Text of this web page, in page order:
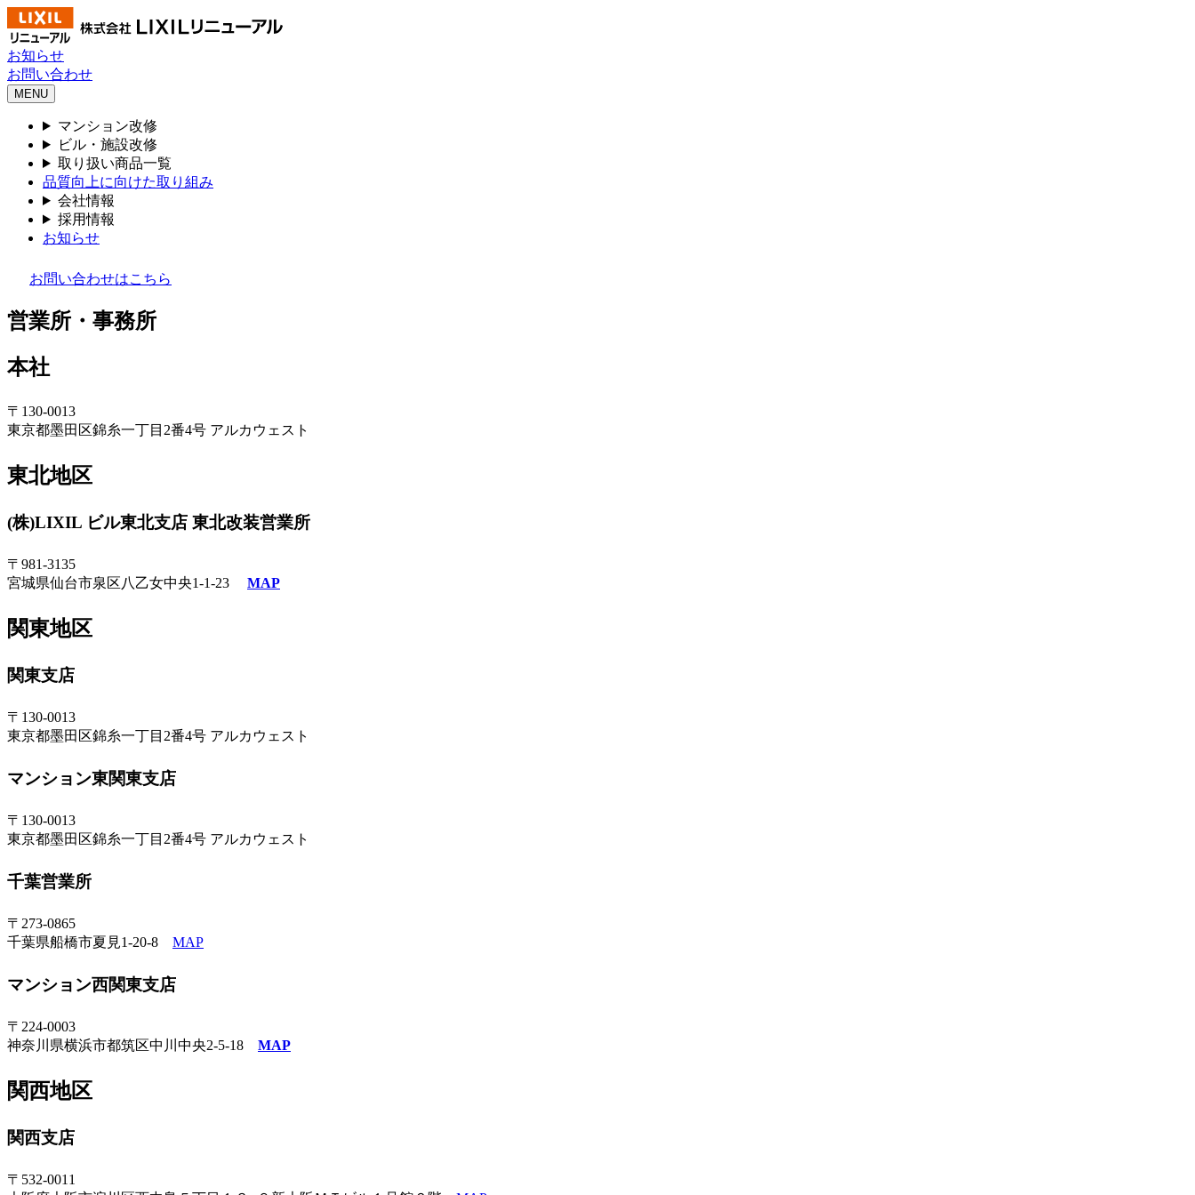
お知らせ
お問い合わせ
MENU
マンション改修
ビル・施設改修
取り扱い商品一覧
品質向上に向けた取り組み
会社情報
採用情報
お知らせ
お問い合わせはこちら
営業所・事務所
本社
〒130-0013
東京都墨田区錦糸一丁目2番4号 アルカウェスト
東北地区
(株)LIXIL ビル東北支店 東北改装営業所
〒981-3135
宮城県仙台市泉区八乙女中央1-1-23 MAP
関東地区
関東支店
〒130-0013
東京都墨田区錦糸一丁目2番4号 アルカウェスト
マンション東関東支店
〒130-0013
東京都墨田区錦糸一丁目2番4号 アルカウェスト
千葉営業所
〒273-0865
千葉県船橋市夏見1-20-8 MAP
マンション西関東支店
〒224-0003
神奈川県横浜市都筑区中川中央2-5-18 MAP
関西地区
関西支店
〒532-0011